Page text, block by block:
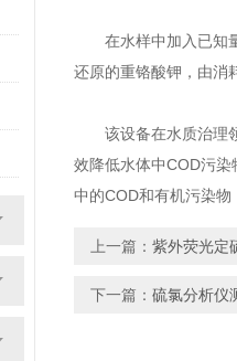
在水样中加入已知量
还原的重铬酸钾，由消
该设备在水质治理领
效降低水体中COD污
中的COD和有机污染
上一篇： 紫外荧光定
下一篇： 硫氯分析仪